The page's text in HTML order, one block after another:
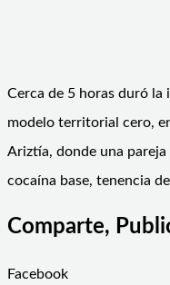
Cerca de 5 horas duró la
modelo territorial cero,
Ariztía, donde una
cocaína base, tenencia
Comparte,
Facebook